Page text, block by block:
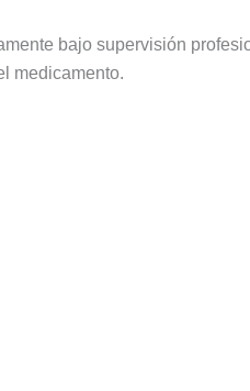
bajo supervisión
medicamento.